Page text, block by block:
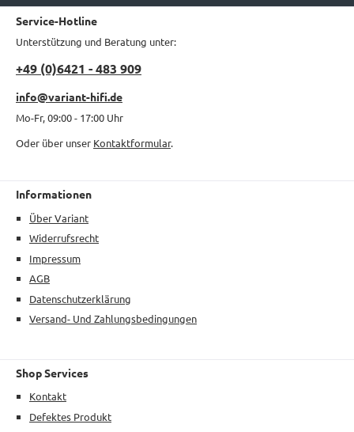
Service-Hotline
Unterstützung und Beratung unter:
+49 (0)6421 - 483 909
info@variant-hifi.de
Mo-Fr, 09:00 - 17:00 Uhr
Oder über unser Kontaktformular.
Informationen
Über Variant
Widerrufsrecht
Impressum
AGB
Datenschutzerklärung
Versand- Und Zahlungsbedingungen
Shop Services
Kontakt
Defektes Produkt